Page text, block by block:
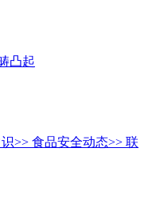
凸起
>> 食品安全动态>> 联